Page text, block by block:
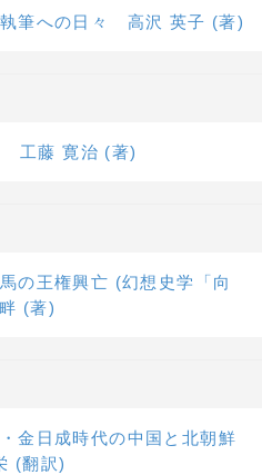
筆への日々 高沢 英子 (著)
工藤 寛治 (著)
の王権興亡 (幻想史学「向
(著)
金日成時代の中国と北朝鮮
(翻訳)